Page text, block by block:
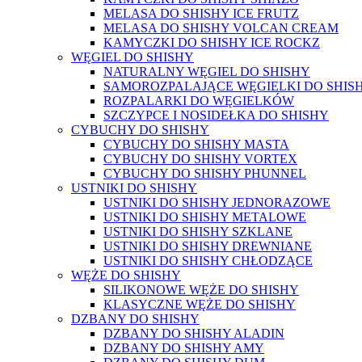
MELASA DO SHISHY ICE FRUTZ
MELASA DO SHISHY VOLCAN CREAM
KAMYCZKI DO SHISHY ICE ROCKZ
WĘGIEL DO SHISHY
NATURALNY WĘGIEL DO SHISHY
SAMOROZPALAJĄCE WĘGIELKI DO
ROZPALARKI DO WĘGIELKÓW
SZCZYPCE I NOSIDEŁKA DO SHISHY
CYBUCHY DO SHISHY
CYBUCHY DO SHISHY MASTA
CYBUCHY DO SHISHY VORTEX
CYBUCHY DO SHISHY PHUNNEL
USTNIKI DO SHISHY
USTNIKI DO SHISHY JEDNORAZOWE
USTNIKI DO SHISHY METALOWE
USTNIKI DO SHISHY SZKLANE
USTNIKI DO SHISHY DREWNIANE
USTNIKI DO SHISHY CHŁODZĄCE
WĘŻE DO SHISHY
SILIKONOWE WĘŻE DO SHISHY
KLASYCZNE WĘŻE DO SHISHY
DZBANY DO SHISHY
DZBANY DO SHISHY ALADIN
DZBANY DO SHISHY AMY